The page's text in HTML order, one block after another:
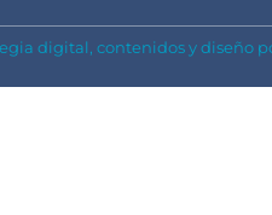
digital, contenidos y diseño